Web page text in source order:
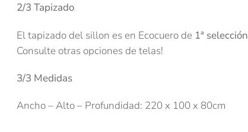
2/3 Tapizado
El tapizado del sillon es en Ecocuero de 1ª selección
Consulte otras opciones de telas!
3/3 Medidas
Ancho – Alto – Profundidad: 220 x 100 x 80cm